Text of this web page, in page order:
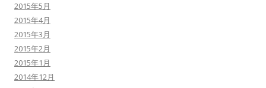
2015年5月
2015年4月
2015年3月
2015年2月
2015年1月
2014年12月